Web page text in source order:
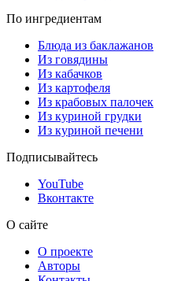
По ингредиентам
Блюда из баклажанов
Из говядины
Из кабачков
Из картофеля
Из крабовых палочек
Из куриной грудки
Из куриной печени
Подписывайтесь
YouTube
Вконтакте
О сайте
О проекте
Авторы